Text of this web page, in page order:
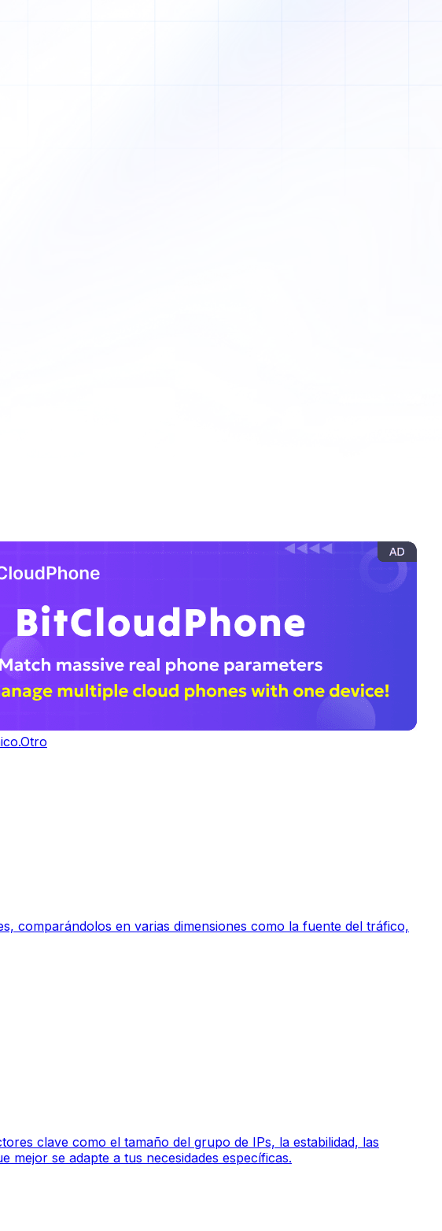
Otro
comparándolos en varias dimensiones como la fuente del tráfico,
clave como el tamaño del grupo de IPs, la estabilidad, las
mejor se adapte a tus necesidades específicas.